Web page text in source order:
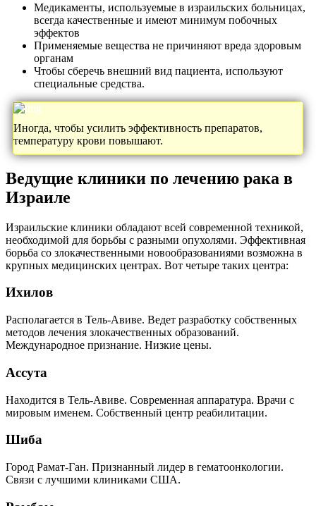
Медикаменты, используемые в израильских больницах,
всегда качественные и имеют минимум побочных
эффектов
Применяемые вещества не причиняют вреда здоровым
органам
Чтобы сберечь внешний вид пациента, используют
специальные средства.
Иногда, чтобы усилить эффективность препаратов,
температуру крови повышают.
Ведущие клиники по лечению рака в
Израиле
Израильские клиники обладают всей современной техникой,
необходимой для борьбы с разными опухолями. Эффективная
борьба со злокачественными новообразованиями возможна в
крупных медицинских центрах. Вот четыре таких центра:
Ихилов
Располагается в Тель-Авиве. Ведет разработку собственных
методов лечения злокачественных образований.
Международное признание. Низкие цены.
Ассута
Находится в Тель-Авиве. Современная аппаратура. Врачи с
мировым именем. Собственный центр реабилитации.
Шиба
Город Рамат-Ган. Признанный лидер в гематоонкологии.
Связи с лучшими клиниками США.